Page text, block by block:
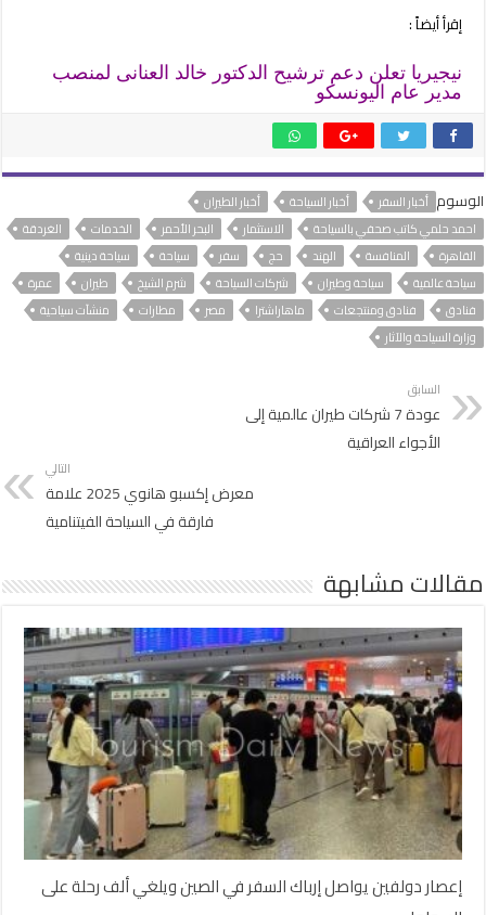
إقرأ أيضاً :
نيجيريا تعلن دعم ترشيح الدكتور خالد العنانى لمنصب
مدير عام اليونسكو
الوسوم أخبار السفر أخبار السياحة
أخبار الطيران
احمد حلمي كاتب صحفي بالسياحة
الاستثمار البحر الأحمر الخدمات
الغردقة
القاهرة
المنافسة الهند حج سفر سياحة
سياحة دينية
سياحة عالمية
سياحة وطيران شركات السياحة شرم الشيخ طيران
عمرة
فنادق
فنادق ومنتجعات ماهاراشترا مصر مطارات
منشآت سياحية
وزارة السياحة والآثار
السابق
عودة 7 شركات طيران عالمية إلى
الأجواء العراقية
التالي
معرض إكسبو هانوي 2025 علامة
فارقة في السياحة الفيتنامية
مقالات مشابهة
إعصار دولفين يواصل إرباك السفر في الصين ويلغي ألف رحلة على